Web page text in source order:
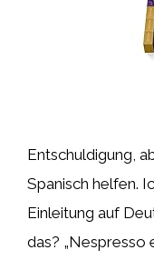
Entschuldigung,
Spanisch helfen.
Einleitung auf
das? „Nespresso